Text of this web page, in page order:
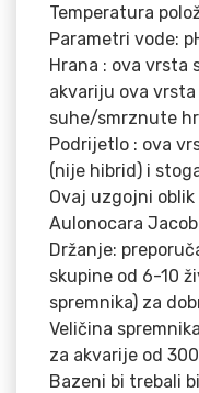
Temperatura
Parametri vode:
Hrana : ova vrsta
akvariju ova
suhe/smrznute
Podrijetlo : ova
(nije hibrid) i
Ovaj uzgojni
Aulonocara
Držanje:
skupine od 6-10
spremnika) za
Veličina
za akvarije od
Bazeni bi trebali